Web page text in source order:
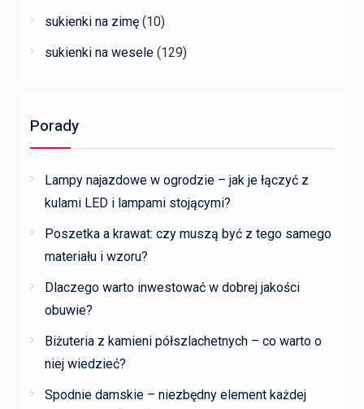
sukienki na zimę (10)
sukienki na wesele (129)
Porady
Lampy najazdowe w ogrodzie – jak je łączyć z
kulami LED i lampami stojącymi?
Poszetka a krawat: czy muszą być z tego samego
materiału i wzoru?
Dlaczego warto inwestować w dobrej jakości
obuwie?
Biżuteria z kamieni półszlachetnych – co warto o
niej wiedzieć?
Spodnie damskie – niezbędny element każdej